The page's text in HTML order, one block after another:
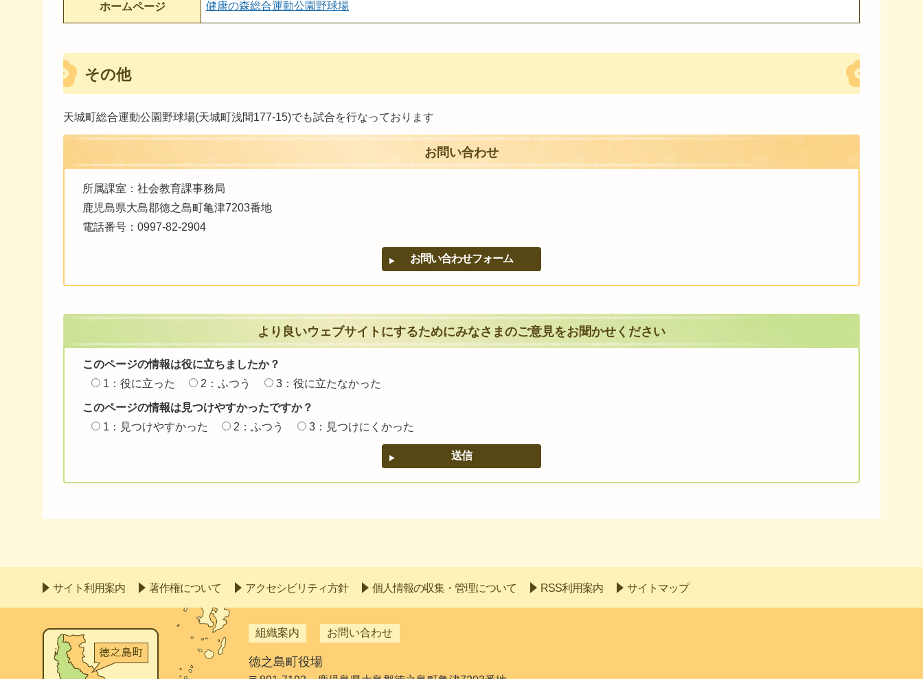
ホームページ 健康の森総合運動公園野球場
その他
天城町総合運動公園野球場(天城町浅間177-15)でも試合を行なっております
お問い合わせ
所属課室：社会教育課事務局
鹿児島県大島郡徳之島町亀津7203番地
電話番号：0997-82-2904
より良いウェブサイトにするためにみなさまのご意見をお聞かせください
このページの情報は役に立ちましたか？
1：役に立った
2：ふつう 3：役に立たなかった
このページの情報は見つけやすかったですか？
1：見つけやすかった
2：ふつう 3：見つけにくかった
サイト利用案内 著作権について アクセシビリティ方針 個人情報の収集・管理について RSS利用案内 サイトマップ
組織案内 お問い合わせ
徳之島町役場